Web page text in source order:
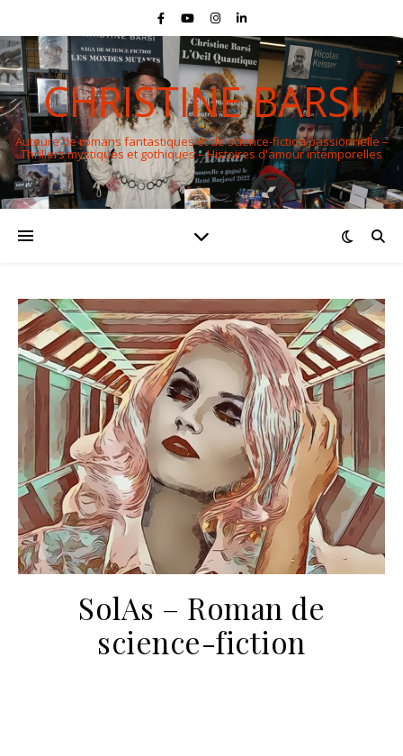
CHRISTINE BARSI
Auteure de romans fantastiques et de science-fiction passionnelle –
Thrillers mystiques et gothiques – Histoires d'amour intemporelles
SolAs – Roman de
science-fiction